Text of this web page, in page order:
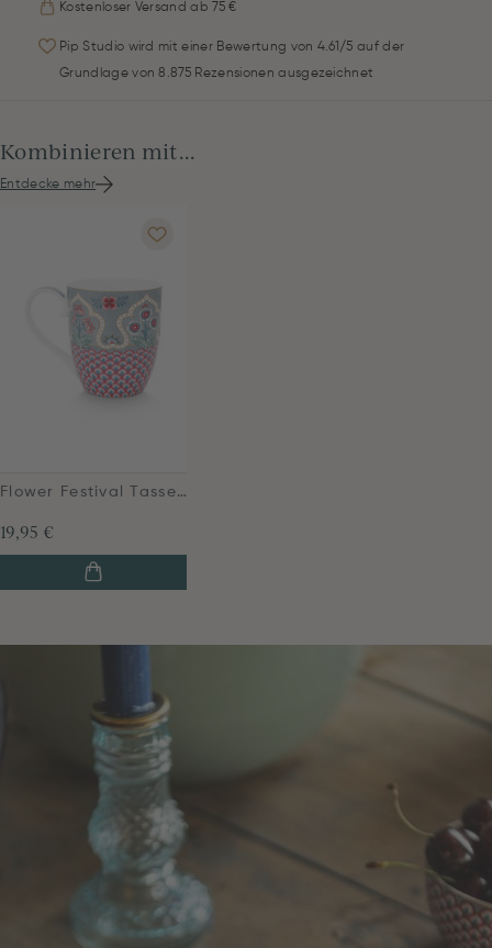
Kostenloser Versand ab 75 €
Pip Studio wird mit einer Bewertung von 4.61/5 auf der
Grundlage von 8.875 Rezensionen ausgezeichnet
Kombinieren mit...
Entdecke mehr
Flower Festival Tasse XL Deco Hellblau
19,95 €